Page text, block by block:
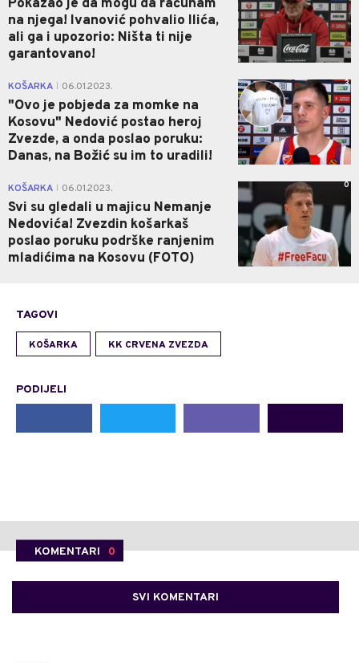
Pokazao je da mogu da računam
na njega! Ivanović pohvalio Ilića,
ali ga i upozorio: Ništa ti nije
garantovano!
KOŠARKA 06.01.2023.
"Ovo je pobjeda za momke na
Kosovu" Nedović postao heroj
Zvezde, a onda poslao poruku:
Danas, na Božić su im to uradili!
3
KOŠARKA 06.01.2023.
Svi su gledali u majicu Nemanje
Nedovića! Zvezdin košarkaš
poslao poruku podrške ranjenim
mladićima na Kosovu (FOTO)
0
TAGOVI
KOŠARKA KK CRVENA ZVEZDA
PODIJELI
KOMENTARI 0
SVI KOMENTARI